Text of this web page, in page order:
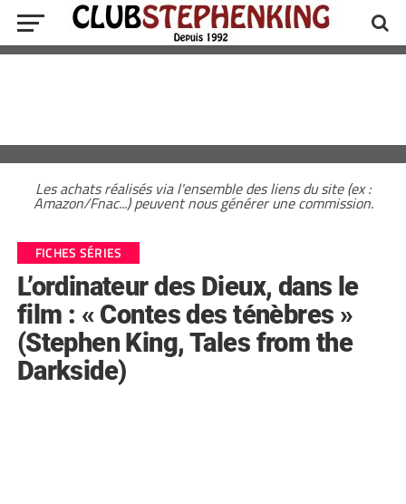
Les achats réalisés via l'ensemble des liens du site (ex :
Amazon/Fnac...) peuvent nous générer une commission.
FICHES SÉRIES
L’ordinateur des Dieux, dans le
film : « Contes des ténèbres »
(Stephen King, Tales from the
Darkside)